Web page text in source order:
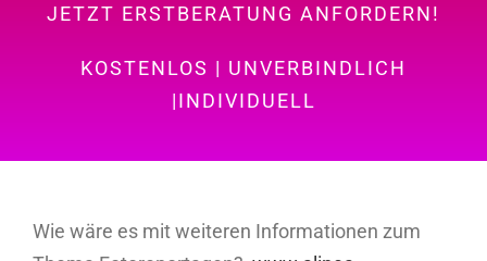
JETZT ERSTBERATUNG ANFORDERN!
KOSTENLOS | UNVERBINDLICH
|INDIVIDUELL
Wie wäre es mit weiteren Informationen zum